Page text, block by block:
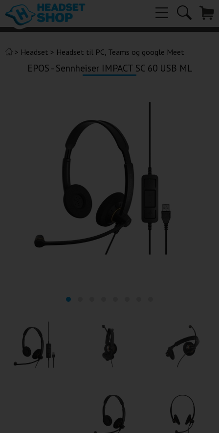
> Headset > Headset til PC, Teams og google Meet
EPOS - Sennheiser IMPACT SC 60 USB ML